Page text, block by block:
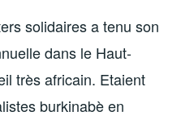
solidaires a tenu son
dans le Haut-
très africain. Etaient
burkinabè en